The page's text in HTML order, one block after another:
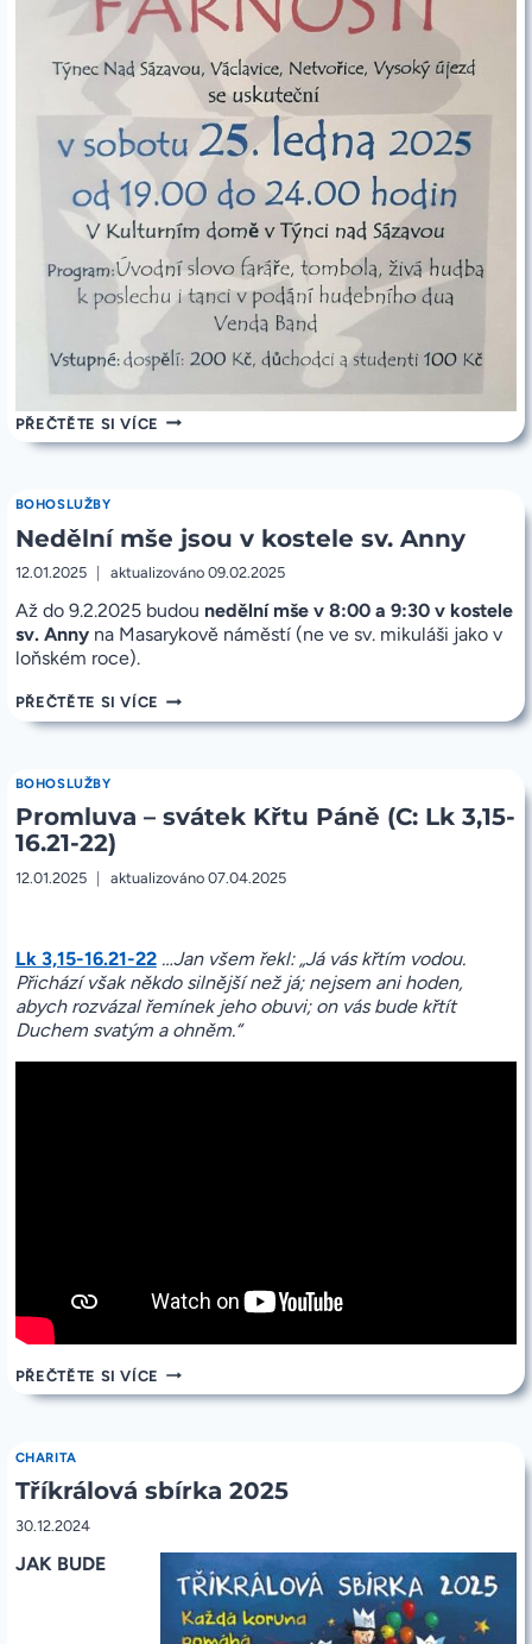
PŘEČTĚTE SI VÍCE POZVÁNKA
NAD
SÁZAVOU
25.1.2025
BOHOSLUŽBY
Nedělní mše jsou v kostele sv. Anny
12.01.2025 aktualizováno 09.02.2025
Až do 9.2.2025 budou nedělní mše v 8:00 a 9:30 v kostele
sv. Annyna Masarykově náměstí (ne ve sv. mikuláši jako v
loňském roce).
PŘEČTĚTE SI VÍCE NEDĚLNÍ
ANNY
BOHOSLUŽBY
Promluva – svátek Křtu Páně (C: Lk 3,15-
16.21-22)
12.01.2025 aktualizováno 07.04.2025
Lk 3,15-16.21-22…Jan všem řekl: „Já vás křtím vodou.
Přichází však někdo silnější než já; nejsem ani hoden,
abych rozvázal řemínek jeho obuvi; on vás bude křtít
Duchem svatým a ohněm.“
PŘEČTĚTE SI VÍCE PROMLUVA
LK
3,15-
CHARITA
Tříkrálová sbírka 2025
30.12.2024
JAK BUDE